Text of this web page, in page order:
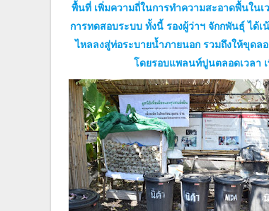
พื้นที่ เพิ่มความถี่ในการทำความสะอาดพื้นใน
การทดสอบระบบ ทั้งนี้ รองผู้ว่าฯ จักกพันธุ์ ได้
ไหลลงสู่ท่อระบายน้ำภายนอก รวมถึงให้ขุด
โดยรอบแพลนท์ปูนตลอดเวลา